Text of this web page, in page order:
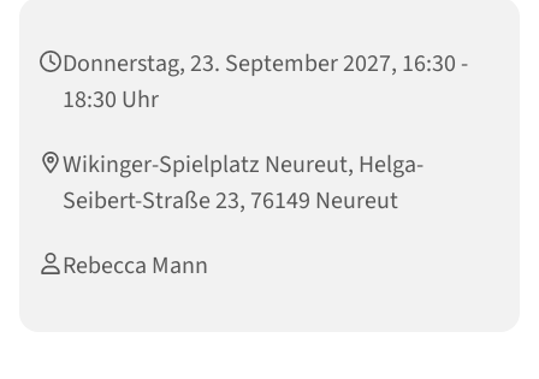
Donnerstag, 23. September 2027, 16:30 -
18:30 Uhr
Wikinger-Spielplatz Neureut, Helga-
Seibert-Straße 23, 76149 Neureut
Rebecca Mann